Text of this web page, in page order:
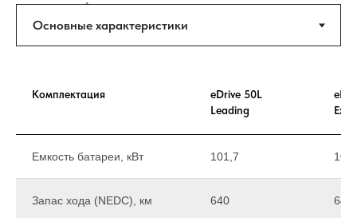
ниже*
Комплектация
eDrive 50L
Leading
Емкость батареи, кВт 101,7
Запас хода (NEDC), км 640 640